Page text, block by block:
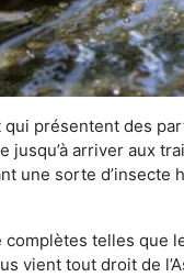
présentent des
arriver aux
une sorte d’insecte
telles que
vient tout droit de